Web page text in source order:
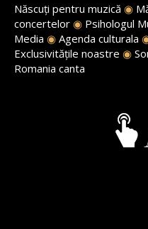
Născuți pentru muzică ◉
concertelor ◉ Psihologul
Media ◉ Agenda culturala
Exclusivitățile noastre ◉
Romania canta